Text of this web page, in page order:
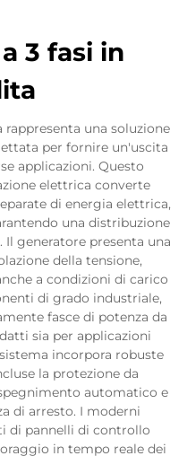
3 fasi in
una soluzione
per fornire un'uscita
applicazioni. Questo
elettrica converte
di energia elettrica,
una distribuzione
generatore presenta una
della tensione,
a condizioni di carico
di grado industriale,
fasce di potenza da
sia per applicazioni
incorpora robuste
la protezione da
automatico e
di arresto. I moderni
di pannelli di controllo
in tempo reale dei